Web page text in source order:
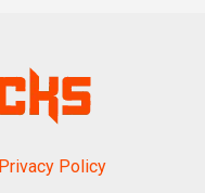
Privacy Policy